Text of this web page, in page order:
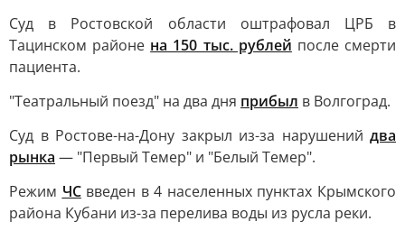
Суд в Ростовской области оштрафовал ЦРБ в
Тацинском районе на 150 тыс. рублей после смерти
пациента.
"Театральный поезд" на два дня прибыл в Волгоград.
Суд в Ростове-на-Дону закрыл из-за нарушений два
рынка — "Первый Темер" и "Белый Темер".
Режим ЧСвведен в 4 населенных пунктах Крымского
района Кубани из-за перелива воды из русла реки.